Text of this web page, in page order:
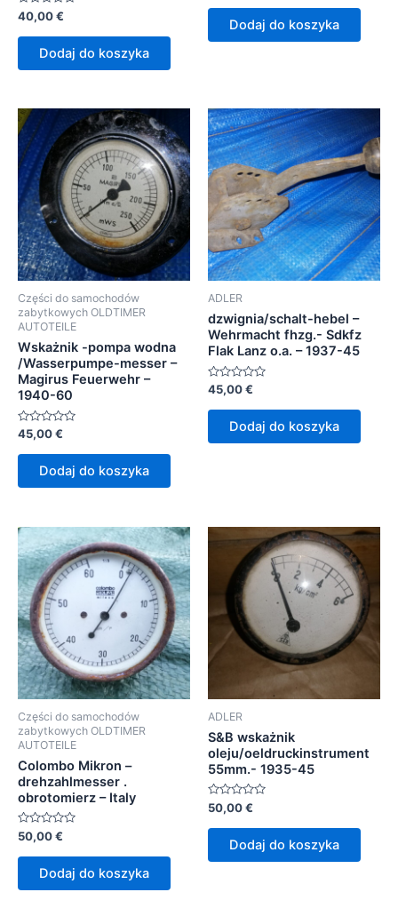
Oceniono
0
na
40,00€
Dodaj do koszyka
na
Dodaj do koszyka
Części do samochodów
zabytkowych OLDTIMER
AUTOTEILE
Wskażnik -pompa wodna
/Wasserpumpe-messer –
Magirus Feuerwehr –
1940-60
Oceniono
na
45,00€
Dodaj do koszyka
ADLER
dzwignia/schalt-hebel –
Wehrmacht fhzg.- Sdkfz
Flak Lanz o.a. – 1937-45
Oceniono
na
45,00€
Dodaj do koszyka
Części do samochodów
zabytkowych OLDTIMER
AUTOTEILE
Colombo Mikron –
drehzahlmesser .
obrotomierz – Italy
Oceniono
0
na
50,00€
Dodaj do koszyka
ADLER
S&B wskażnik
oleju/oeldruckinstrument
55mm.- 1935-45
Oceniono
0
na
50,00€
Dodaj do koszyka